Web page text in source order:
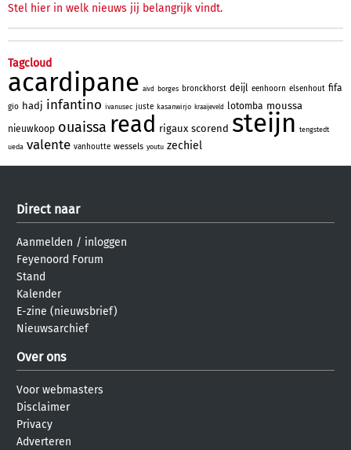
Stel hier in welk nieuws jij belangrijk vindt.
Tagcloud
acardipane aivd borges bronckhorst deijl eenhoorn elsenhout fifa
gio hadj infantino ivanusec juste kasanwirjo kraaijeveld lotomba moussa
nieuwkoop ouaissa read rigaux scorend steijn tengstedt
ueda valente vanhoutte wessels youtu zechiel
Direct naar
Aanmelden / inloggen
Feyenoord Forum
Stand
Kalender
E-zine (nieuwsbrief)
Nieuwsarchief
Over ons
Voor webmasters
Disclaimer
Privacy
Adverteren